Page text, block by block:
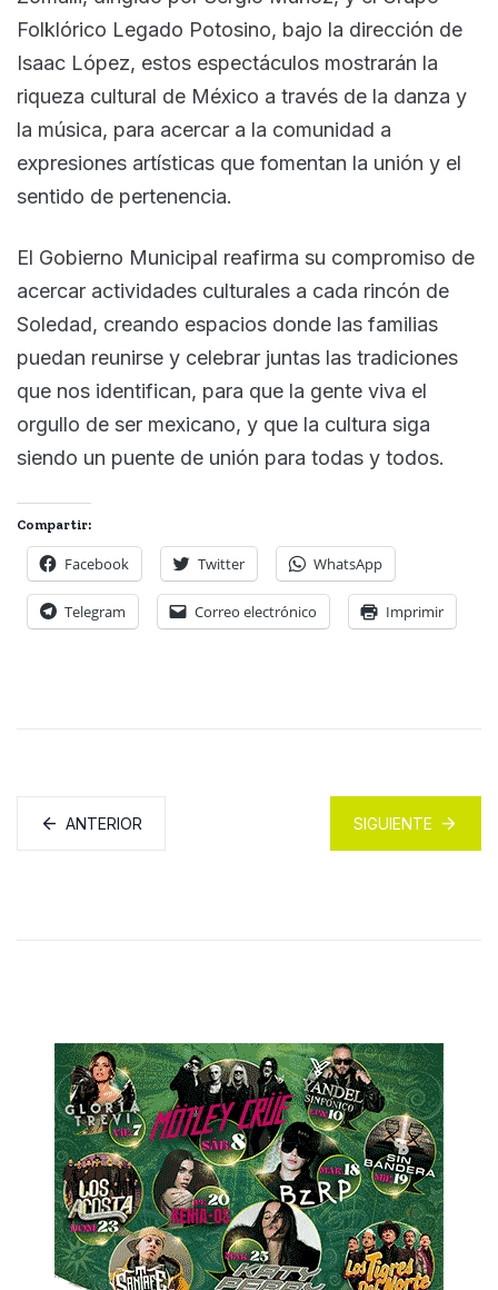
Folklórico Legado Potosino, bajo la dirección de
Isaac López, estos espectáculos mostrarán la
riqueza cultural de México a través de la danza y
la música, para acercar a la comunidad a
expresiones artísticas que fomentan la unión y el
sentido de pertenencia.
El Gobierno Municipal reafirma su compromiso de
acercar actividades culturales a cada rincón de
Soledad, creando espacios donde las familias
puedan reunirse y celebrar juntas las tradiciones
que nos identifican, para que la gente viva el
orgullo de ser mexicano, y que la cultura siga
siendo un puente de unión para todas y todos.
Compartir:
Facebook Twitter WhatsApp
Telegram Correo electrónico Imprimir
ANTERIOR SIGUIENTE